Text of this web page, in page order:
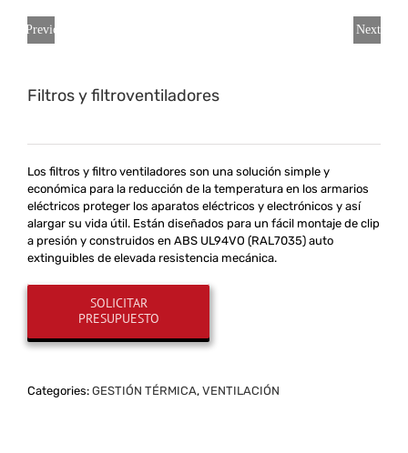
Previous Next
Filtros y filtroventiladores
Los filtros y filtro ventiladores son una solución simple y
económica para la reducción de la temperatura en los armarios
eléctricos proteger los aparatos eléctricos y electrónicos y así
alargar su vida útil. Están diseñados para un fácil montaje de clip
a presión y construidos en ABS UL94VO (RAL7035) auto
extinguibles de elevada resistencia mecánica.
Categories: GESTIÓN TÉRMICA, VENTILACIÓN